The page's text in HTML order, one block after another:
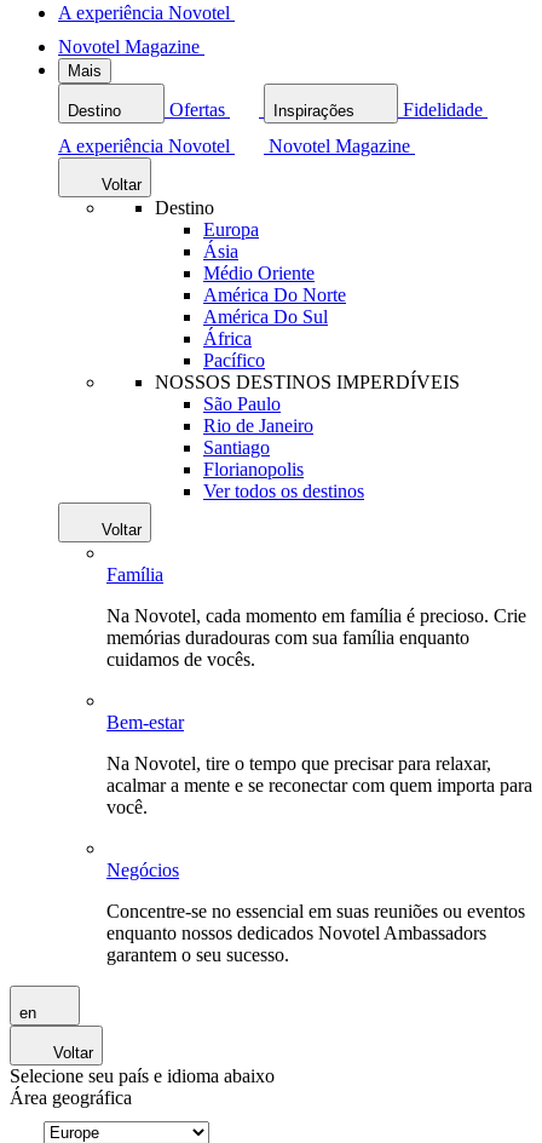
A experiência Novotel
Novotel Magazine
Mais
Destino Ofertas Inspirações
Fidelidade
A experiência Novotel
Novotel Magazine
Voltar
Destino
Europa
Ásia
Médio Oriente
América Do Norte
América Do Sul
África
Pacífico
NOSSOS DESTINOS IMPERDÍVEIS
São Paulo
Rio de Janeiro
Santiago
Florianopolis
Ver todos os destinos
Voltar
Família
Na Novotel, cada momento em família é precioso. Crie
memórias duradouras com sua família enquanto
cuidamos de vocês.
Bem-estar
Na Novotel, tire o tempo que precisar para relaxar,
acalmar a mente e se reconectar com quem importa para
você.
Negócios
Concentre-se no essencial em suas reuniões ou eventos
enquanto nossos dedicados Novotel Ambassadors
garantem o seu sucesso.
en
Voltar
Selecione seu país e idioma abaixo
Área geográfica